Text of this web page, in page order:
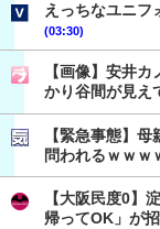
えっちなユニフ
(03:30)
【画像】安井
かり谷間が見え
【緊急事態】
問われるｗｗｗ
【大阪民度0】
帰ってOK」が